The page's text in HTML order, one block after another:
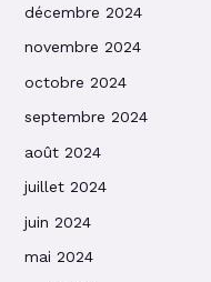
décembre 2024
novembre 2024
octobre 2024
septembre 2024
août 2024
juillet 2024
juin 2024
mai 2024